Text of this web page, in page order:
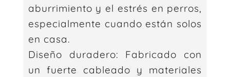
aburrimiento y el estrés en perros,
especialmente cuando están solos
en casa.
Diseño duradero: Fabricado con
un fuerte cableado y materiales